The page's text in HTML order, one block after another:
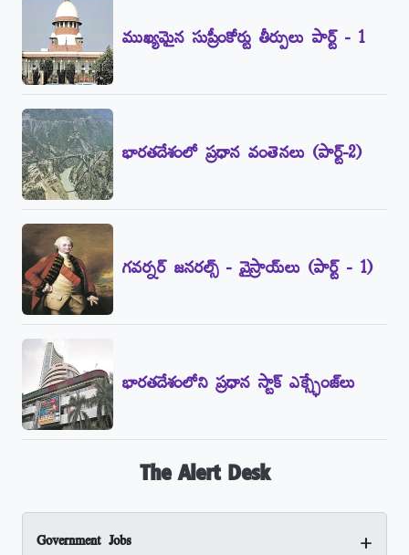
ముఖ్యమైన సుప్రీంకోర్టు తీర్పులు పార్ట్‌ - 1
భారతదేశంలో ప్రధాన వంతెనలు (పార్ట్‌-2)
గవర్నర్‌ జనరల్స్‌ - వైస్రాయ్‌లు (పార్ట్‌ - 1)
భారతదేశంలోని ప్రధాన స్టాక్‌ ఎక్స్ఛేంజ్‌లు
The Alert Desk
Government Jobs +